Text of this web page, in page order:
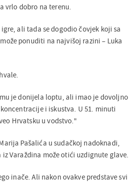
vrlo dobro na terenu.
ali tada se dogodio čovjek koji sa
ponuditi na najvišoj razini – Luka
je donijela loptu, ali imao je dovoljno
i iskustva. U 51. minuti
Hrvatsku u vodstvo."
Pašalića u sudačkoj nadoknadi,
Varaždina može otići uzdignute glave.
inače. Ali nakon ovakve predstave svi